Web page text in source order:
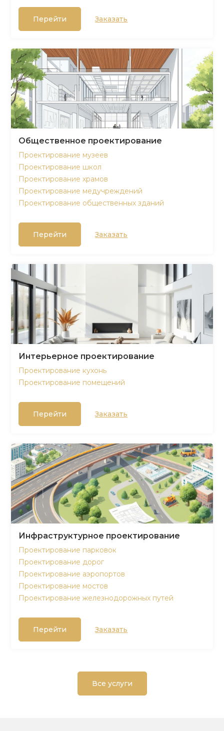
Перейти Заказать
Общественное проектирование
Проектирование музеев
Проектирование школ
Проектирование храмов
Проектирование медучреждений
Проектирование общественных зданий
Перейти Заказать
Интерьерное проектирование
Проектирование кухонь
Проектирование помещений
Перейти Заказать
Инфраструктурное проектирование
Проектирование парковок
Проектирование дорог
Проектирование аэропортов
Проектирование мостов
Проектирование железнодорожных путей
Перейти Заказать
Все услуги